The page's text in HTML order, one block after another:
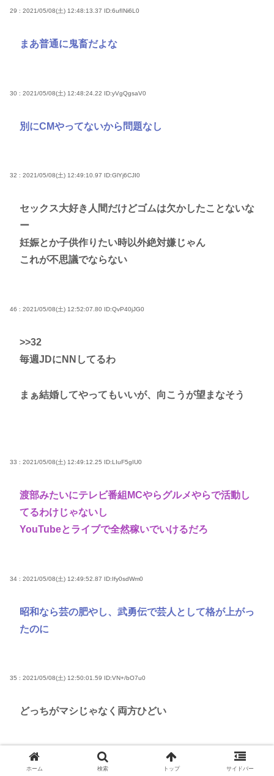
29 : 2021/05/08(土) 12:48:13.37 ID:6ufINi6L0
まあ普通に鬼畜だよな
30 : 2021/05/08(土) 12:48:24.22 ID:yVgQgsaV0
別にCMやってないから問題なし
32 : 2021/05/08(土) 12:49:10.97 ID:GlYj6CJI0
セックス大好き人間だけどゴムは欠かしたことないな
ー
妊娠とか子供作りたい時以外絶対嫌じゃん
これが不思議でならない
46 : 2021/05/08(土) 12:52:07.80 ID:QvP40jJG0
>>32
毎週JDにNNしてるわ
まぁ結婚してやってもいいが、向こうが望まなそう
33 : 2021/05/08(土) 12:49:12.25 ID:LIuF5gIU0
渡部みたいにテレビ番組MCやらグルメやらで活動し
てるわけじゃないし
YouTubeとライブで全然稼いでいけるだろ
34 : 2021/05/08(土) 12:49:52.87 ID:Ify0sdWm0
昭和なら芸の肥やし、武勇伝で芸人として格が上がっ
たのに
35 : 2021/05/08(土) 12:50:01.59 ID:VN+/bO7u0
どっちがマシじゃなく両方ひどい
37 : 2021/05/08(土) 12:50:13.13ID:IbH4DvYB0
ホーム 検索 トップ サイドバー